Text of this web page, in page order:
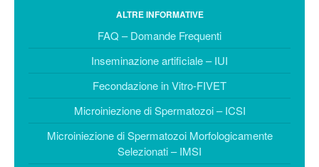
Test Immunologici
Crioconservazione di Gameti
ed Embrioni
Coltura Blastocisti
PROFILO
CLINICHE
CFA Napoli
Centro Morrone
ALTRE INFORMATIVE
FAQ – Domande Frequenti
Inseminazione artificiale – IUI
Fecondazione in Vitro-FIVET
Microiniezione di Spermatozoi – ICSI
Microiniezione di Spermatozoi Morfologicamente
Selezionati – IMSI